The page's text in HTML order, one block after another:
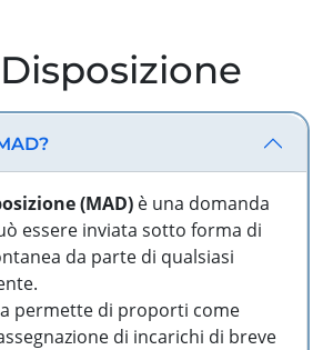
(MAD) è una domanda
essere inviata sotto forma di
da parte di qualsiasi
permette di proporti come
di incarichi di breve